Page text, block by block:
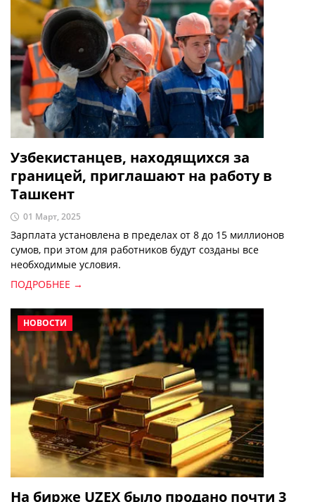
Узбекистанцев, находящихся за
границей, приглашают на работу в
Ташкент
01 Март, 2025
Зарплата установлена в пределах от 8 до 15 миллионов
сумов, при этом для работников будут созданы все
необходимые условия.
ПОДРОБНЕЕ →
НОВОСТИ
На бирже UZEX было продано почти 3